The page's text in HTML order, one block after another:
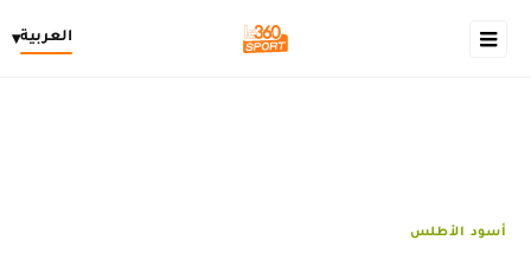
العربية▾
أسود الأطلس